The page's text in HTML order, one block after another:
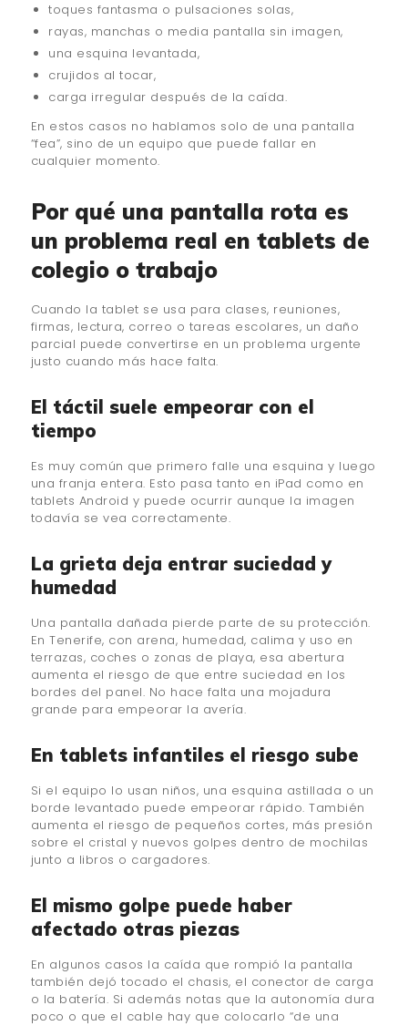
toques fantasma o pulsaciones solas,
rayas, manchas o media pantalla sin imagen,
una esquina levantada,
crujidos al tocar,
carga irregular después de la caída.
En estos casos no hablamos solo de una pantalla
“fea”, sino de un equipo que puede fallar en
cualquier momento.
Por qué una pantalla rota es
un problema real en tablets de
colegio o trabajo
Cuando la tablet se usa para clases, reuniones,
firmas, lectura, correo o tareas escolares, un daño
parcial puede convertirse en un problema urgente
justo cuando más hace falta.
El táctil suele empeorar con el
tiempo
Es muy común que primero falle una esquina y luego
una franja entera. Esto pasa tanto en iPad como en
tablets Android y puede ocurrir aunque la imagen
todavía se vea correctamente.
La grieta deja entrar suciedad y
humedad
Una pantalla dañada pierde parte de su protección.
En Tenerife, con arena, humedad, calima y uso en
terrazas, coches o zonas de playa, esa abertura
aumenta el riesgo de que entre suciedad en los
bordes del panel. No hace falta una mojadura
grande para empeorar la avería.
En tablets infantiles el riesgo sube
Si el equipo lo usan niños, una esquina astillada o un
borde levantado puede empeorar rápido. También
aumenta el riesgo de pequeños cortes, más presión
sobre el cristal y nuevos golpes dentro de mochilas
junto a libros o cargadores.
El mismo golpe puede haber
afectado otras piezas
En algunos casos la caída que rompió la pantalla
también dejó tocado el chasis, el conector de carga
o la batería. Si además notas que la autonomía dura
poco o que el cable hay que colocarlo “de una